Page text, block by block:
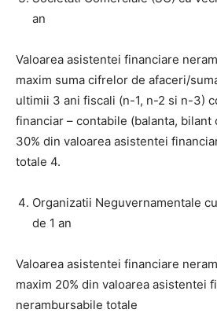
an
Valoarea asistentei financiare
maxim suma cifrelor de afaceri/
ultimii 3 ani fiscali (n-1, n-2 si n-3)
financiar – contabile (balanta, bilant
30% din valoarea asistentei
totale 4.
Organizatii Neguvernamentale
de 1 an
Valoarea asistentei financiare
maxim 20% din valoarea asistentei
nerambursabile totale